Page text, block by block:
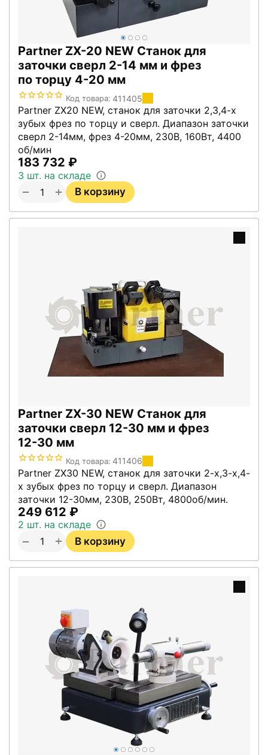
Partner ZX-20 NEW Станок для
заточки сверл 2-14 мм и фрез
по торцу 4-20 мм
Код товара: 411405
Partner ZX20 NEW, станок для заточки 2,3,4-х
зубых фрез по торцу и сверл. Диапазон заточки
сверл 2-14мм, фрез 4-20мм, 230В, 160Вт, 4400
об/мин
183 732 ₽
3 шт. на складе
+
− В корзину
Partner ZX-30 NEW Станок для
заточки сверл 12-30 мм и фрез
12-30 мм
Код товара: 411406
Partner ZX30 NEW, станок для заточки 2-х,3-х,4-
х зубых фрез по торцу и сверл. Диапазон
заточки 12-30мм, 230В, 250Вт, 4800об/мин.
249 612 ₽
2 шт. на складе
+
− В корзину